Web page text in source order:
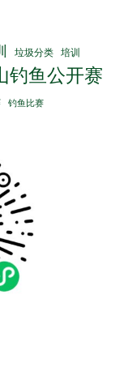
垃圾分类 培训
钓鱼公开赛
钓鱼比赛